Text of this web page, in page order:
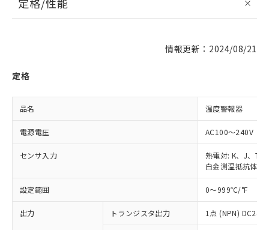
情報更新：2024/08/21
定格
品名 温度警報器
電源電圧 AC100～240V
センサ入力
熱電対: K、J、T、
白金測温抵抗体:
設定範囲 0～999℃/°F
出力 トランジスタ出力 1点 (NPN) DC24V